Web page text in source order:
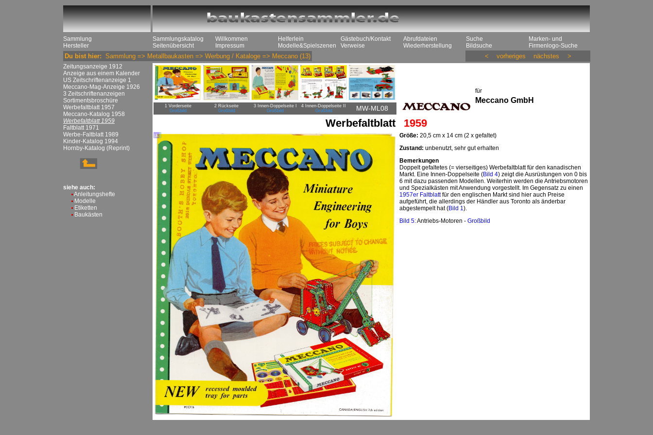
Sammlung
Hersteller
Sammlungskatalog
Seitenübersicht
Willkommen
Impressum
Helferlein
Modelle&Spielszenen
Gästebuch/Kontakt
Verweise
Abrufdateien
Wiederherstellung
Suche
Bildsuche
Marken- und
Firmenlogo-Suche
Du bist hier: Sammlung => Metallbaukasten => Werbung / Kataloge => Meccano (13) < vorheriges nächstes >
Zeitungsanzeige 1912
Anzeige aus einem Kalender
US Zeitschriftenanzeige 1
Meccano-Mag-Anzeige 1926
3 Zeitschriftenanzeigen
Sortimentsbroschüre
Werbefaltblatt 1957
Meccano-Katalog 1958
Werbefaltblatt 1959
Faltblatt 1971
Werbe-Faltblatt 1989
Kinder-Katalog 1994
Hornby-Katalog (Reprint)
siehe auch:
Anleitungshefte
Modelle
Etiketten
Baukästen
1 Vorderseite
Großbild
2 Rückseite
Großbild
3 Innen-Doppelseite I
Großbild
4 Innen-Doppelseite II
Großbild
MW-ML08
für
Meccano GmbH
Werbefaltblatt 1959
Größe: 20,5 cm x 14 cm (2 x gefaltet)
Zustand: unbenutzt, sehr gut erhalten
Bemerkungen
Doppelt gefaltetes (= vierseitiges) Werbefaltblatt für den kanadischen
Markt. Eine Innen-Doppelseite (Bild 4) zeigt die Ausrüstungen von 0 bis
6 mit dazu passenden Modellen. Weiterhin werden die Antriebsmotoren
und Spezialkästen mit Anwendung vorgestellt. Im Gegensatz zu einen
1957er Faltblattfür den englischen Markt sind hier auch Preise
aufgeführt, die allerdings der Händler aus Toronto als änderbar
abgestempelt hat (Bild 1).
Bild 5:Antriebs-Motoren - Großbild